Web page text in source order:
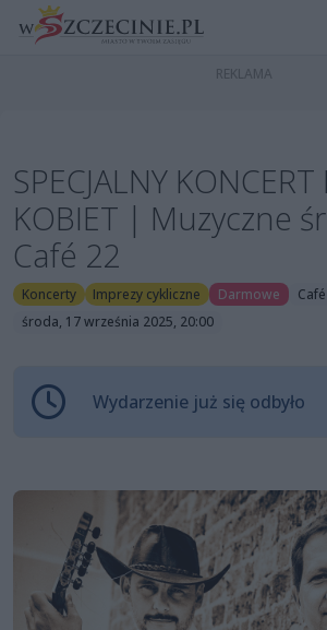
SPECJALNY
KOBIET | Muzyczne
Café 22
Koncerty Imprezy cykliczne Darmowe
środa, 17 września 2025, 20:00
Wydarzenie już się odbyło